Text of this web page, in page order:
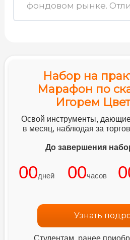
Набор на
Марафон по
Игорем
Освой инструменты,
в месяц, наблюдая за
До завершения
00дней 00часов
Узнать
58. Рекомендации
инвестиционной
Содержимое
60.
61. Уплата налогов
года на другой и
фондовом рынке.